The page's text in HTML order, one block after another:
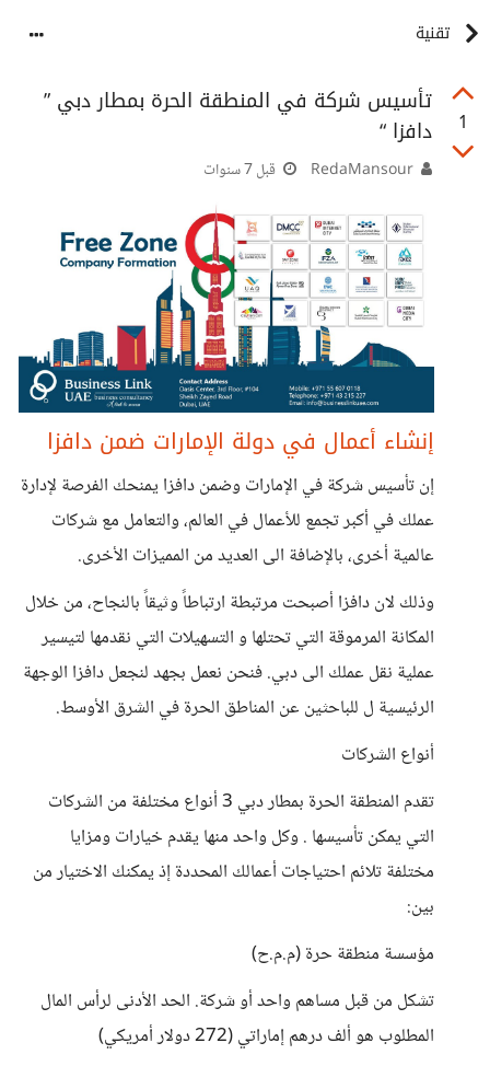
تقنية
1
تأسيس شركة في المنطقة الحرة بمطار دبي ”
دافزا “
قبل 7 سنوات
إنشاء أعمال في دولة الإمارات ضمن دافزا
إن تأسيس شركة في الإمارات وضمن دافزا يمنحك الفرصة لإدارة
عملك في أكبر تجمع للأعمال في العالم، والتعامل مع شركات
عالمية أخرى، بالإضافة الى العديد من المميزات الأخرى.
وذلك لان دافزا أصبحت مرتبطة ارتباطاً وثيقاً بالنجاح، من خلال
المكانة المرموقة التي تحتلها و التسهيلات التي نقدمها لتيسير
عملية نقل عملك الى دبي. فنحن نعمل بجهد لنجعل دافزا الوجهة
الرئيسية ل للباحثين عن المناطق الحرة في الشرق الأوسط.
أنواع الشركات
تقدم المنطقة الحرة بمطار دبي 3 أنواع مختلفة من الشركات
التي يمكن تأسيسها . وكل واحد منها يقدم خيارات ومزايا
مختلفة تلائم احتياجات أعمالك المحددة إذ يمكنك الاختيار من
بين:
مؤسسة منطقة حرة (م.م.ح)
تشكل من قبل مساهم واحد أو شركة. الحد الأدنى لرأس المال
المطلوب هو ألف درهم إماراتي (272 دولار أمريكي)